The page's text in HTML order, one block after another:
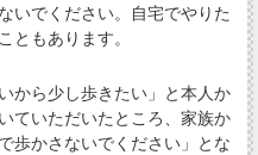
いでください。自宅でやりた
ともあります。
から少し歩きたい」と本人か
ていただいたところ、家族か
歩かさないでください」とな